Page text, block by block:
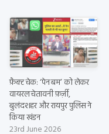
फ़ैक्ट चेक: ‘पेन बम’ को लेकर
वायरल चेतावनी फ़र्ज़ी,
बुलंदशहर और रायपुर पुलिस ने
किया खंडन
23rd June 2026